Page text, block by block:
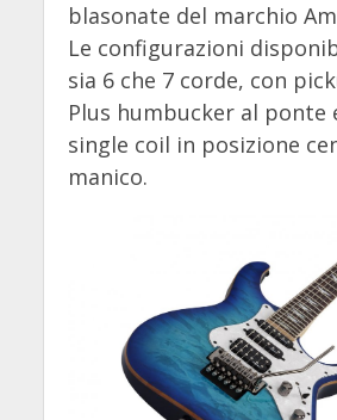
blasonate del marchio
Le configurazioni
sia 6 che 7 corde, con
Plus humbucker al ponte
single coil in posizione
manico.